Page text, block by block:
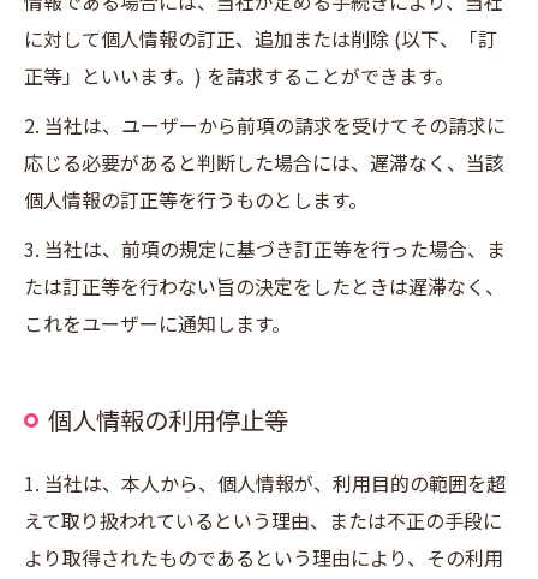
に対して個人情報の訂正、追加または削除 (以下、「訂
正等」といいます。) を請求することができます。
2. 当社は、ユーザーから前項の請求を受けてその請求に
応じる必要があると判断した場合には、遅滞なく、当該
個人情報の訂正等を行うものとします。
3. 当社は、前項の規定に基づき訂正等を行った場合、ま
たは訂正等を行わない旨の決定をしたときは遅滞なく、
これをユーザーに通知します。
個人情報の利用停止等
1. 当社は、本人から、個人情報が、利用目的の範囲を超
えて取り扱われているという理由、または不正の手段に
より取得されたものであるという理由により、その利用